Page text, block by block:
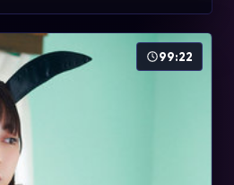
99:22